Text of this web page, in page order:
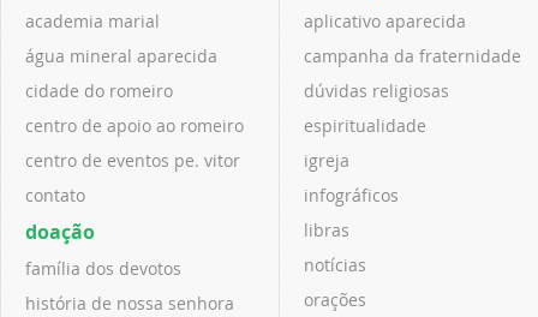
academia marial
água mineral aparecida
cidade do romeiro
centro de apoio ao romeiro
centro de eventos pe. vitor
contato
doação
família dos devotos
história de nossa senhora
aplicativo aparecida
campanha da fraternidade
dúvidas religiosas
espiritualidade
igreja
infográficos
libras
notícias
orações